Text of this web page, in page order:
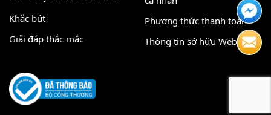
Khắc bút
Giải đáp thắc mắc
Phương thức thanh toán
Thông tin sở hữu Website